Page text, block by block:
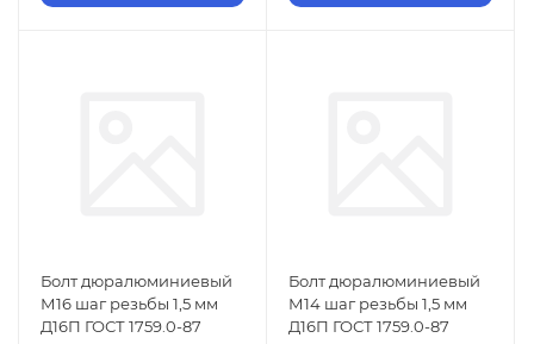
Болт дюралюминиевый
М16 шаг резьбы 1,5 мм
Д16П ГОСТ 1759.0-87
Болт дюралюминиевый
М14 шаг резьбы 1,5 мм
Д16П ГОСТ 1759.0-87